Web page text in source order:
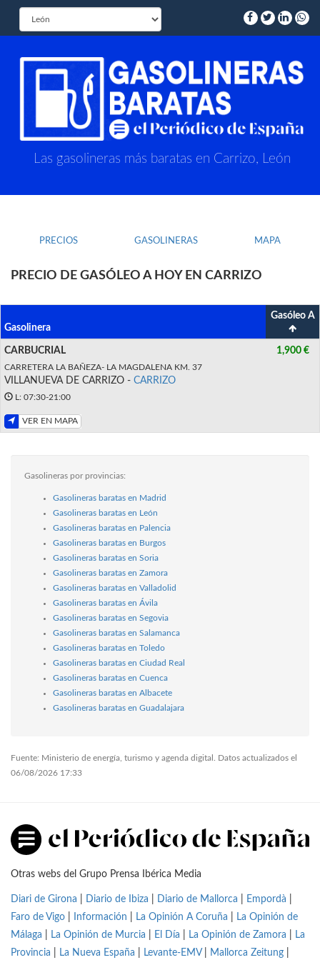
Las gasolineras más baratas en Carrizo, León
PRECIOS GASOLINERAS MAPA
PRECIO DE GASÓLEO A HOY EN CARRIZO
Gasolinera
Gasóleo A
CARBUCRIAL
CARRETERA LA BAÑEZA- LA MAGDALENA KM. 37
VILLANUEVA DE CARRIZO - CARRIZO
L: 07:30-21:00
VER EN MAPA
1,900 €
Gasolineras por provincias:
Gasolineras baratas en Madrid
Gasolineras baratas en León
Gasolineras baratas en Palencia
Gasolineras baratas en Burgos
Gasolineras baratas en Soria
Gasolineras baratas en Zamora
Gasolineras baratas en Valladolid
Gasolineras baratas en Ávila
Gasolineras baratas en Segovia
Gasolineras baratas en Salamanca
Gasolineras baratas en Toledo
Gasolineras baratas en Ciudad Real
Gasolineras baratas en Cuenca
Gasolineras baratas en Albacete
Gasolineras baratas en Guadalajara
Fuente: Ministerio de energía, turismo y agenda digital. Datos actualizados el
06/08/2026 17:33
Otras webs del Grupo Prensa Ibérica Media
Diari de Girona Diario de Ibiza Diario de Mallorca Empordà
Faro de Vigo
Información La Opinión A Coruña
La Opinión de
Málaga
La Opinión de Murcia El Día La Opinión de Zamora
La
Provincia
La Nueva España Levante-EMV| Mallorca Zeitung